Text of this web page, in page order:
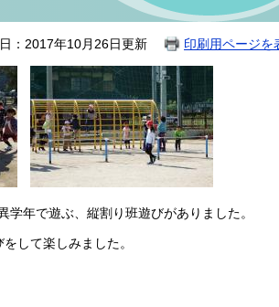
：2017年10月26日更新 印刷用ページを
年で遊ぶ、縦割り班遊びがありました。
して楽しみました。